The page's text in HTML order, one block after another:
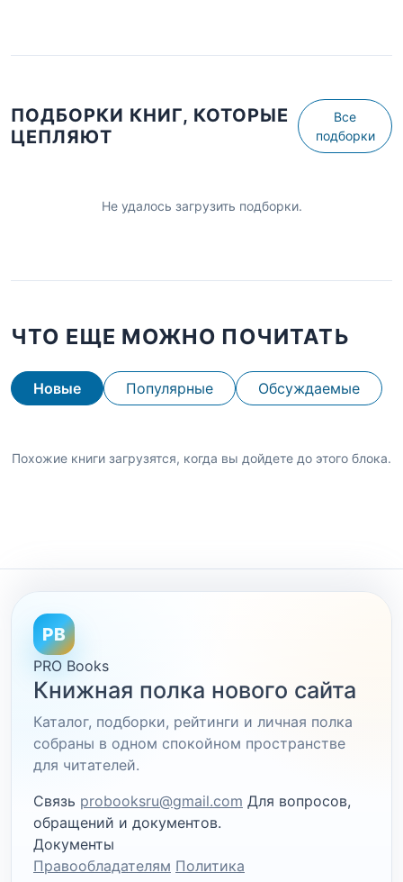
ПОДБОРКИ КНИГ, КОТОРЫЕ
ЦЕПЛЯЮТ
Все
подборки
Не удалось загрузить подборки.
ЧТО ЕЩЕ МОЖНО ПОЧИТАТЬ
Новые Популярные Обсуждаемые
Похожие книги загрузятся, когда вы дойдете до этого блока.
PB
PRO Books
Книжная полка нового сайта
Каталог, подборки, рейтинги и личная полка
собраны в одном спокойном пространстве
для читателей.
Связь probooksru@gmail.com Для вопросов,
обращений и документов.
Документы
Правообладателям Политика